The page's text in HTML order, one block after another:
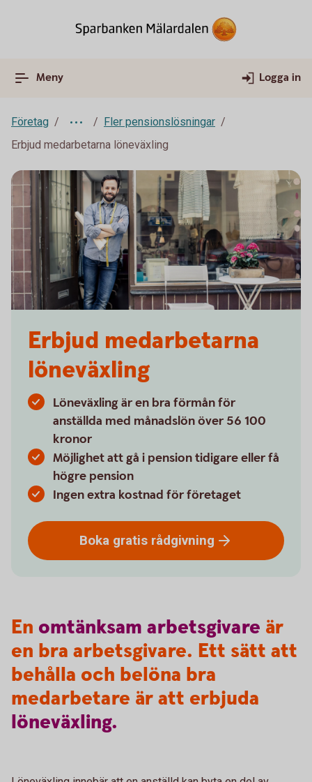
Meny Logga in
Företag
Fler pensionslösningar
Erbjud medarbetarna löneväxling
Erbjud medarbetarna
löneväxling
Löneväxling är en bra förmån för
anställda med månadslön över 56 100
kronor
Möjlighet att gå i pension tidigare eller få
högre pension
Ingen extra kostnad för företaget
Boka gratis rådgivning
En omtänksam arbetsgivare är
en bra arbetsgivare. Ett sätt att
behålla och belöna bra
medarbetare är att erbjuda
löneväxling.